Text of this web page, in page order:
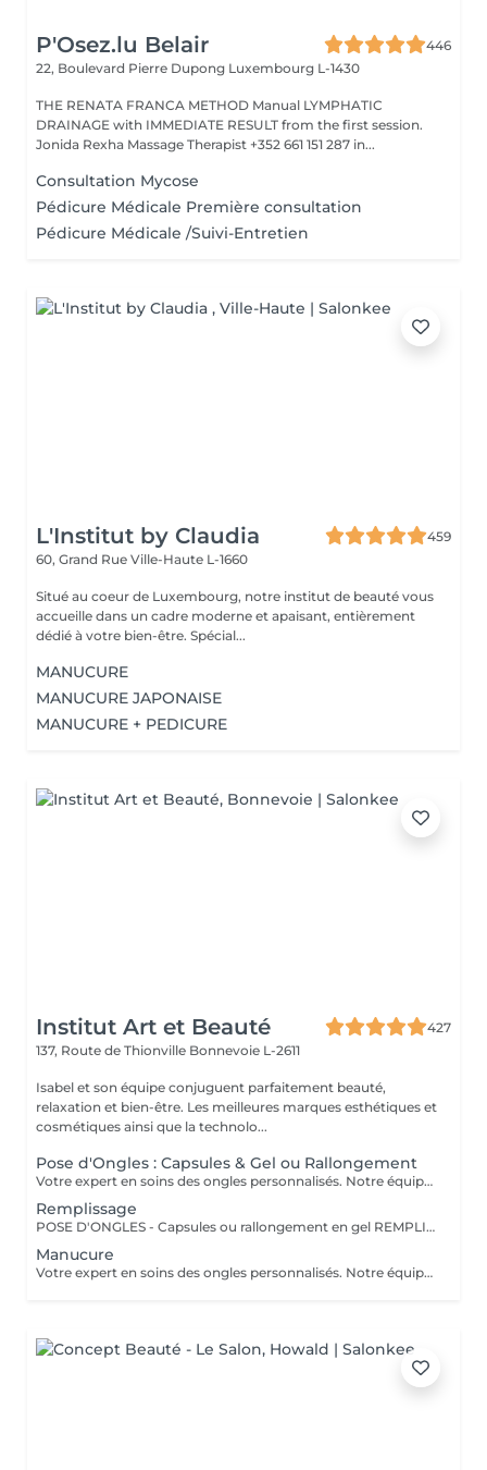
P'Osez.lu Belair
446
22, Boulevard Pierre Dupong Luxembourg L-1430
THE RENATA FRANCA METHOD Manual LYMPHATIC
DRAINAGE with IMMEDIATE RESULT from the first session.
Jonida Rexha Massage Therapist +352 661 151 287 in...
Consultation Mycose
Pédicure Médicale Première consultation
Pédicure Médicale /Suivi-Entretien
L'Institut by Claudia
459
60, Grand Rue Ville-Haute L-1660
Situé au coeur de Luxembourg, notre institut de beauté vous
accueille dans un cadre moderne et apaisant, entièrement
dédié à votre bien-être. Spécial...
MANUCURE
MANUCURE JAPONAISE
MANUCURE + PEDICURE
Institut Art et Beauté
427
137, Route de Thionville Bonnevoie L-2611
Isabel et son équipe conjuguent parfaitement beauté,
relaxation et bien-être. Les meilleures marques esthétiques et
cosmétiques ainsi que la technolo...
Pose d'Ongles : Capsules & Gel ou Rallongement
Votre expert en soins des ongles personnalisés. Notre équipe de prothésistes ongulaires diplômées vous offre une gamme complète de services pour des ongles magnifiques et durables. Expertise et Professionnalisme : Prothésistes qualifiées et expérimentées : o Isabel o Francesca o Fatima o Deborah o Patricia o Mirza Des produits de haute qualité, aux couleurs variées pour des résultats éclatants et durables. Garantie de beauté et santé de vos ongles. Services adaptés à vos goûts et votre personnalité Capsules pour allonger rapidement vos ongles. Rallongement en Gel : Pour un résultat naturel et durable. Remplissage toute les 3 a 4 semaines pour comble la repousse et préserve l'intégrité de la pose initiale. Manucure Soins et esthétisme pour des ongles en pleine santé et élégants. Nos Techniques Manucure Combinée : Soins complets et embellissement. Vernis Semi-Permanent : Couleur durable sans pose de gel. Chablon ou Capsules : Pose traditionnelle ou look naturel.
Remplissage
POSE D'ONGLES - Capsules ou rallongement en gel REMPLISSAGE MANUCURE Nos prothésistes ongulaire diplômée vous accueille dans notre espace d'esthétique des soins des ongles personnalisés. Nos maîtrisons des méthodes qui sauront vous permettre de garder de beaux ongles durablement avec le stylise en fonction de vos goûts et de votre personnalité : manucure combinée, pose de vernis semi-permanent, remplissage, pose complète au chablon ou capsules. Nos produits à la pointe des tendances, de haute qualité, des couleurs dotées d'une pigmentation multiples.
Manucure
Votre expert en soins des ongles personnalisés. Notre équipe de prothésistes ongulaires diplômées vous offre une gamme complète de services pour des ongles magnifiques et durables. Expertise et Professionnalisme : Prothésistes qualifiées et expérimentées : o Isabel, o Francesca, o Fatima, o Deborah, o Patricia, o Mirza, Des produits de haute qualité, aux couleurs variées pour des résultats éclatants et durables. Garantie de beauté et santé de vos ongles. Services adaptés à vos goûts et votre personnalité Capsules pour allonger rapidement vos ongles. Rallongement en Gel : Pour un résultat naturel et durable. Remplissage toute les 3 a 4 semaines pour comble la repousse et préserve l'intégrité de la pose initiale. Manucure Soins et esthétisme pour des ongles en pleine santé et élégants. Nos Techniques Manucure Combinée : Soins complets et embellissement. Vernis Semi-Permanent : Couleur durable sans pose de gel. Chablon ou Capsules : Pose traditionnelle ou look naturel.